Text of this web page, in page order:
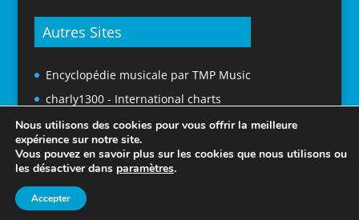
Autres Sites
Encyclopédie musicale par TMP Music
charly1300 - International charts
© 2025 Tubes En France. Tous droits réservés.
Nous utilisons des cookies pour vous offrir la meilleure
expérience sur notre site.
Vous pouvez en savoir plus sur les cookies que nous utilisons ou
les désactiver dans paramètres.
Accepter